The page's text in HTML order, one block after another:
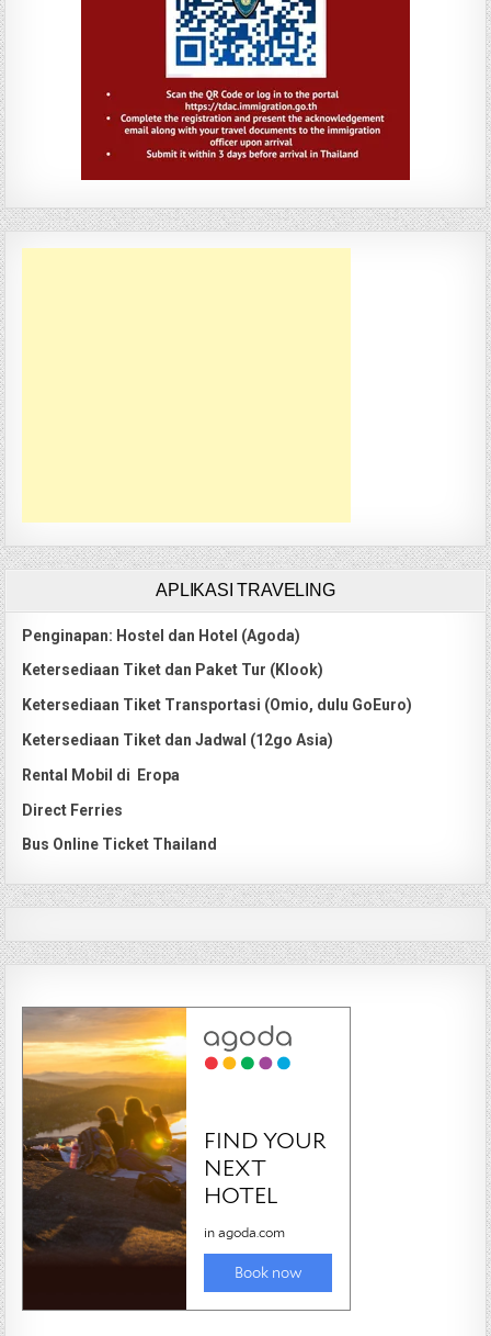
APLIKASI TRAVELING
Penginapan: Hostel dan Hotel (Agoda)
Ketersediaan Tiket dan Paket Tur (Klook)
Ketersediaan Tiket Transportasi (Omio, dulu GoEuro)
Ketersediaan Tiket dan Jadwal (12go Asia)
Rental Mobil di Eropa
Direct Ferries
Bus Online Ticket Thailand